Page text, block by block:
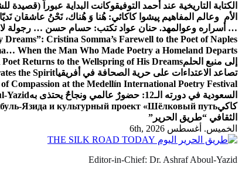
الكتابة التاريخية عند أحمد التوفيقوكانت البداية عبوراً (قصيدة
الأم وعالم المفاهيم پیشوا کاکائي: هُنا وَ هُناك، نَحْنُ عاشقان
… أسراره وعوالمهد. حنان عواد تكتب: حسام حسن … رجولة لا
Dreams”: Cristina Somma’s Farewell to the Poet of Naples
When the Man Who Made Poetry a Homeland Departs
إلى منبع الحلمReturns to the Wellspring of His Dreams
تصاعد الاعتداءات على حرية الصحافة في أفريقياthe Spirit
Compassion at the Medellín International Poetry Festival
السعودية في دورته الـ12: حضورٌ عالمي ونجاحٌ يحتذى به
Yazid
كاكيЯзида и культурный проект «Шёлковый путь»
الثقافي “طريق الحرير”
الخميس. أغسطس 6th, 2026
Editor-in-Chief: Dr. Ashraf Aboul-Yazid